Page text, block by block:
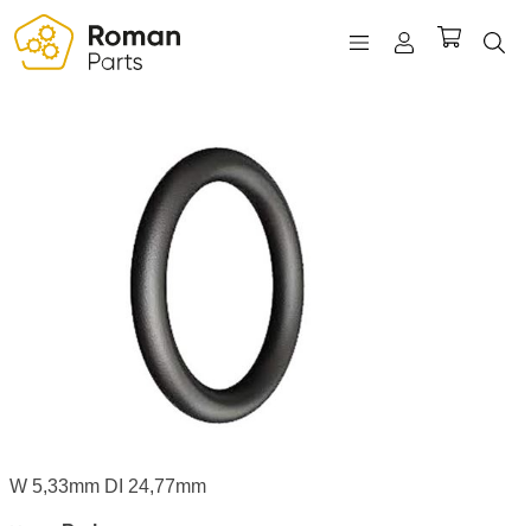
(0)
W 5,33mm DI 24,77mm